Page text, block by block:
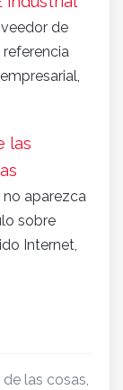
de
las
no aparezca
sobre
Internet,
las cosas,